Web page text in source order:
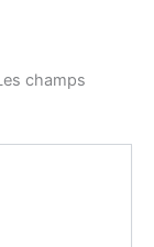
champs